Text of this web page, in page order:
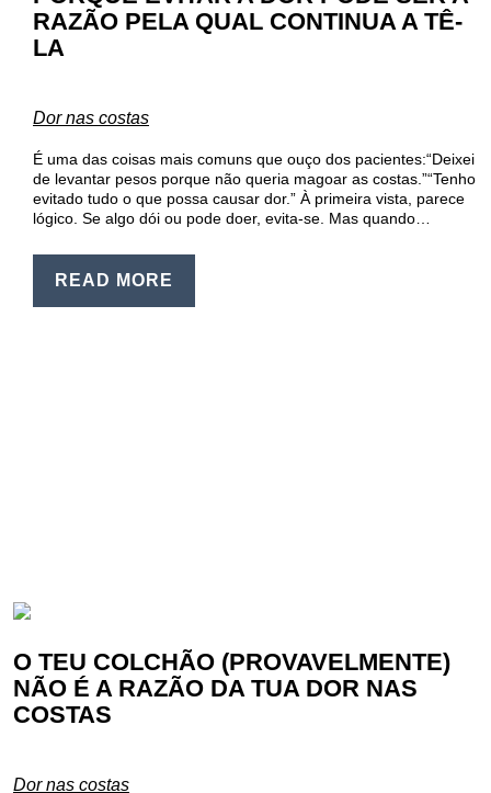
RAZÃO PELA QUAL CONTINUA A TÊ-
LA
Dor nas costas
É uma das coisas mais comuns que ouço dos pacientes:“Deixei
de levantar pesos porque não queria magoar as costas.”“Tenho
evitado tudo o que possa causar dor.” À primeira vista, parece
lógico. Se algo dói ou pode doer, evita-se. Mas quando…
READ MORE
O TEU COLCHÃO (PROVAVELMENTE)
NÃO É A RAZÃO DA TUA DOR NAS
COSTAS
Dor nas costas